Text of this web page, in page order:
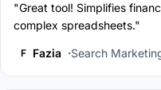
"Great tool! Simplifies
complex spreadsheets."
F Fazia Search